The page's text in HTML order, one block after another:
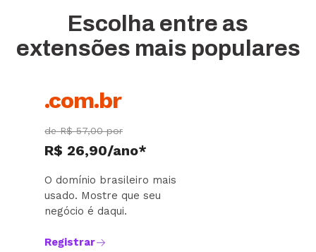
Escolha entre as
extensões mais populares
.com.br
de R$ 57,00 por
R$ 26,90/ano*
O domínio brasileiro mais
usado. Mostre que seu
negócio é daqui.
Registrar